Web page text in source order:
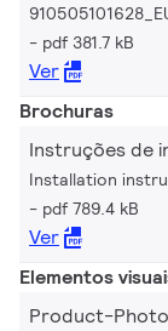
pdf 381.7 kB
Ver
Brochuras
Instruções de
Installation
pdf 789.4 kB
Ver
Elementos
Product-